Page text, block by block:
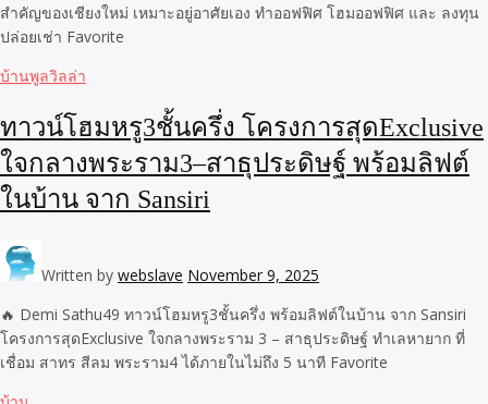
สำคัญของเชียงใหม่ เหมาะอยู่อาศัยเอง ทำออฟฟิศ โฮมออฟฟิศ และ ลงทุน
ปล่อยเช่า Favorite
บ้านพูลวิลล่า
ทาวน์โฮมหรู3ชั้นครึ่ง โครงการสุดExclusive
ใจกลางพระราม3–สาธุประดิษฐ์ พร้อมลิฟต์
ในบ้าน จาก Sansiri
Written by webslave November 9, 2025
🔥 Demi Sathu49 ทาวน์โฮมหรู3ชั้นครึ่ง พร้อมลิฟต์ในบ้าน จาก Sansiri
โครงการสุดExclusive ใจกลางพระราม 3 – สาธุประดิษฐ์ ทำเลหายาก ที่
เชื่อม สาทร สีลม พระราม4 ได้ภายในไม่ถึง 5 นาที Favorite